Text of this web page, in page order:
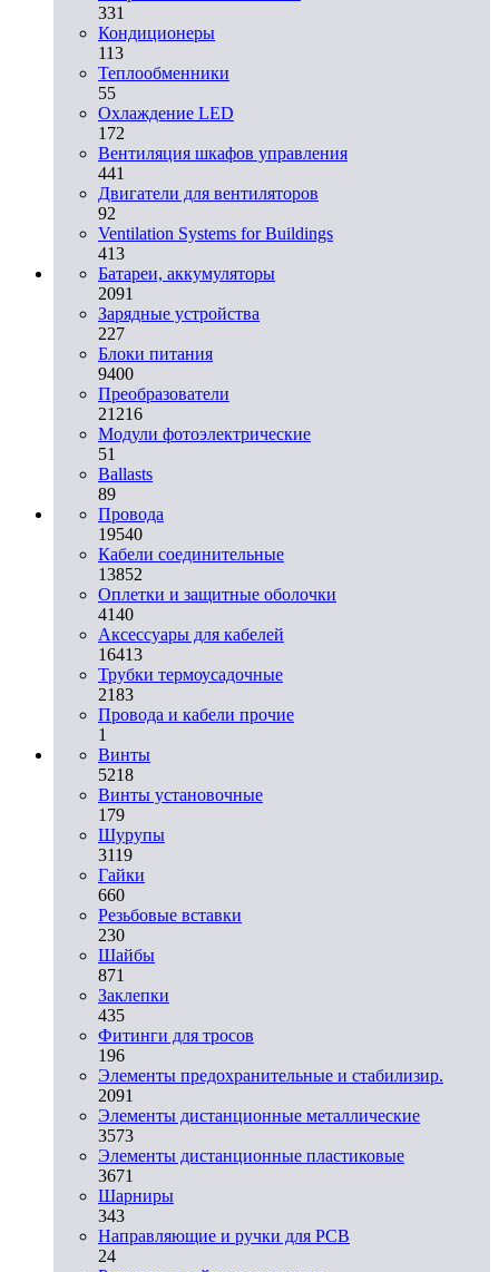
331
Кондиционеры
113
Теплообменники
55
Охлаждение LED
172
Вентиляция шкафов управления
441
Двигатели для вентиляторов
92
Ventilation Systems for Buildings
413
Батареи, аккумуляторы
2091
Зарядные устройства
227
Блоки питания
9400
Преобразователи
21216
Модули фотоэлектрические
51
Ballasts
89
Провода
19540
Кабели соединительные
13852
Оплетки и защитные оболочки
4140
Аксессуары для кабелей
16413
Трубки термоусадочные
2183
Провода и кабели прочие
1
Винты
5218
Винты установочные
179
Шурупы
3119
Гайки
660
Резьбовые вставки
230
Шайбы
871
Заклепки
435
Фитинги для тросов
196
Элементы предохранительные и стабилизир.
2091
Элементы дистанционные металлические
3573
Элементы дистанционные пластиковые
3671
Шарниры
343
Направляющие и ручки для PCB
24